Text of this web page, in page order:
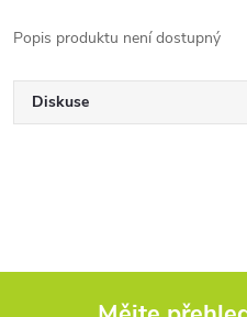
Popis produktu není dostupný
Diskuse